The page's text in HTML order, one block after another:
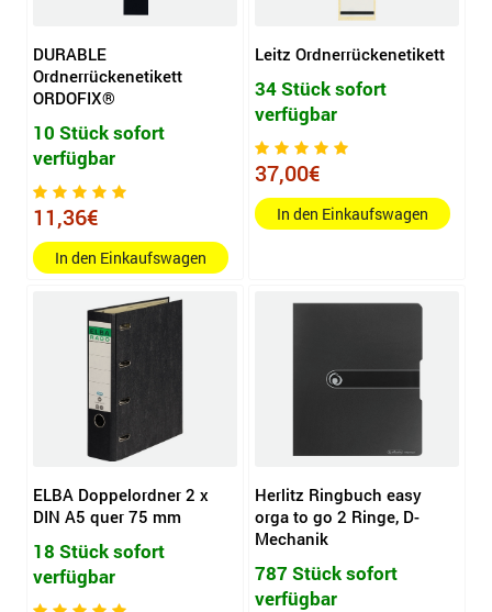
DURABLE
Ordnerrückenetikett
ORDOFIX®
10 Stück sofort
verfügbar
11,36€
In den Einkaufswagen
Leitz Ordnerrückenetikett
34 Stück sofort
verfügbar
37,00€
In den Einkaufswagen
ELBA Doppelordner 2 x
DIN A5 quer 75 mm
18 Stück sofort
verfügbar
Herlitz Ringbuch easy
orga to go 2 Ringe, D-
Mechanik
787 Stück sofort
verfügbar